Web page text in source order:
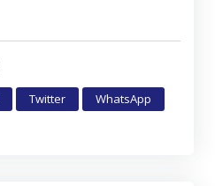
Twitter
WhatsApp